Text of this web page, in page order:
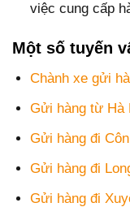
việc cung cấp
Một số tuyến
Chành xe gửi
Gửi hàng từ Hà
Gửi hàng đi
Gửi hàng đi
Gửi hàng đi